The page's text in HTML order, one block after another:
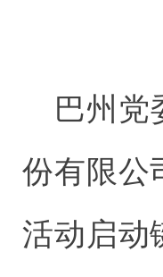
巴州党
份有限公
活动启动